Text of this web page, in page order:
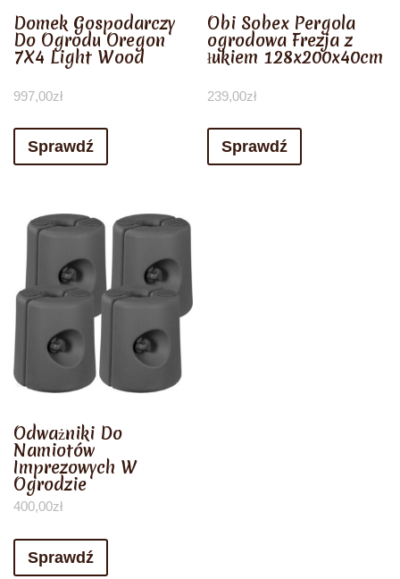
Domek Gospodarczy
Do Ogrodu Oregon
7X4 Light Wood
997,00zł
Sprawdź
Obi Sobex Pergola
ogrodowa Frezja z
łukiem 128x200x40cm
239,00zł
Sprawdź
Odważniki Do
Namiotów
Imprezowych W
Ogrodzie
400,00zł
Sprawdź